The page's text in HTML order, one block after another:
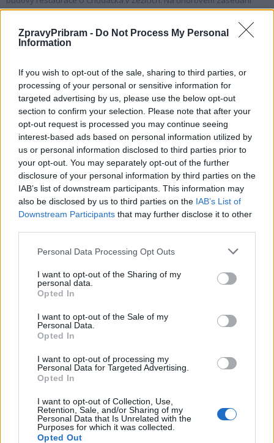
ZpravyPribram - Do Not Process My Personal
Information
If you wish to opt-out of the sale, sharing to third parties, or
processing of your personal or sensitive information for
targeted advertising by us, please use the below opt-out
section to confirm your selection. Please note that after your
opt-out request is processed you may continue seeing
interest-based ads based on personal information utilized by
us or personal information disclosed to third parties prior to
your opt-out. You may separately opt-out of the further
disclosure of your personal information by third parties on the
IAB’s list of downstream participants. This information may
also be disclosed by us to third parties on the IAB’s List of
Downstream Participants that may further disclose it to other
Personal Data Processing Opt Outs
I want to opt-out of the Sharing of my
personal data.
Opted In
I want to opt-out of the Sale of my
Personal Data.
Opted In
I want to opt-out of processing my
Personal Data for Targeted Advertising.
Opted In
I want to opt-out of Collection, Use,
Retention, Sale, and/or Sharing of my
Personal Data that Is Unrelated with the
Purposes for which it was collected.
Opted Out
zastupitelstva bylo rozhodnuto, že město...
Kultura
Beseda o cestě do Norska na K-farmě
redakce - 10. 1. 2020
ŽEŽICE - O pěší cestě do Norska se bude dnes večer besedovat v
prostorách žežické K-farmy. Pod názvem Pešky za 70. rovnoběžku
V Žežicích se konal zřejmě poslední
Předsilvestrovský ohňostroj